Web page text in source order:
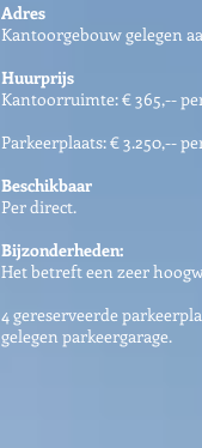
Adres
Kantoorgebouw gelegen
Huurprijs
Kantoorruimte: € 365,--
Parkeerplaats: € 3.250,--
Beschikbaar
Per direct.
Bijzonderheden:
Het betreft een zeer
4 gereserveerde
gelegen parkeergarage.